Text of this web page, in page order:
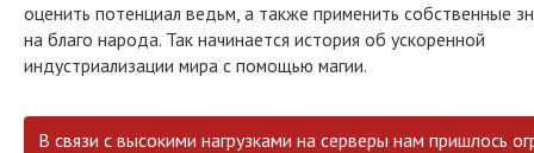
оценить потенциал ведьм, а также применить собственные
на благо народа. Так начинается история об ускоренной
индустриализации мира с помощью магии.
В связи с высокими нагрузками на серверы нам пришлось